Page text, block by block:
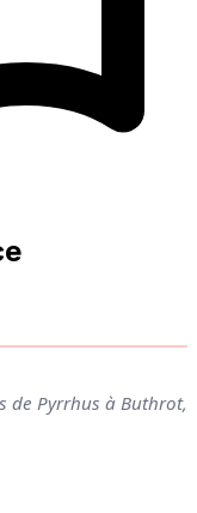
de Pyrrhus à Buthrot,